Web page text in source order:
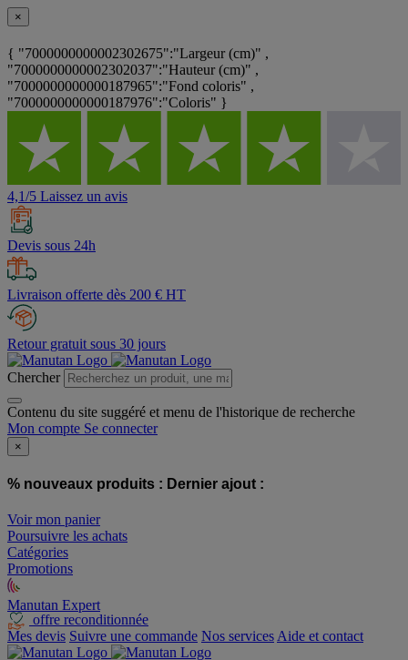
×
{ "7000000000002302675":"Largeur (cm)" ,
"7000000000002302037":"Hauteur (cm)" ,
"7000000000000187965":"Fond coloris" ,
"7000000000000187976":"Coloris" }
4,1/5 Laissez un avis
Devis sous 24h
Livraison offerte dès 200 € HT
Retour gratuit sous 30 jours
Chercher
Contenu du site suggéré et menu de l'historique de recherche
Mon compte Se connecter
×
% nouveaux produits : Dernier ajout :
Voir mon panier
Poursuivre les achats
Catégories
Promotions
Manutan Expert
offre reconditionnée
Mes devis Suivre une commande Nos services Aide et contact